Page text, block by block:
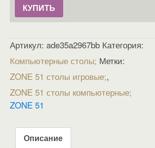
КУПИТЬ
Артикул: ade35a2967bb Категория:
Компьютерные столы Метки:
ZONE 51 столы игровые ,
ZONE 51 столы компьютерные
ZONE 51
Описание